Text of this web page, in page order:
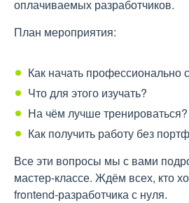
оплачиваемых разработчиков.
План
Как начать профессионально
Что для этого изучать?
На чём лучше тренироваться?
Как получить работу без
Все эти вопросы мы с вами
мастер-классе. Ждём всех, кто
frontend-разработчика с нуля.